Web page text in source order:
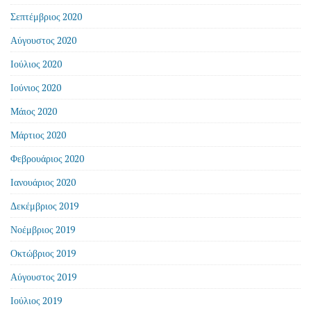
Σεπτέμβριος 2020
Αύγουστος 2020
Ιούλιος 2020
Ιούνιος 2020
Μάιος 2020
Μάρτιος 2020
Φεβρουάριος 2020
Ιανουάριος 2020
Δεκέμβριος 2019
Νοέμβριος 2019
Οκτώβριος 2019
Αύγουστος 2019
Ιούλιος 2019